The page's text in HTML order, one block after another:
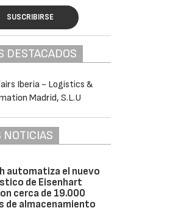
SUSCRIBIRSE
DESTACADOS
NOTICIAS
automatiza el nuevo
de Eisenhart
cerca de 19.000
de almacenamiento